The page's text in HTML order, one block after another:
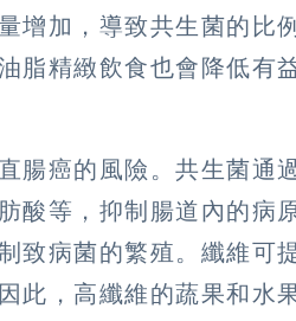
增加，導致共生菌的比
脂精緻飲食也會降低有
腸癌的風險。共生菌通
酸等，抑制腸道內的病
致病菌的繁殖。纖維可
此，高纖維的蔬果和水